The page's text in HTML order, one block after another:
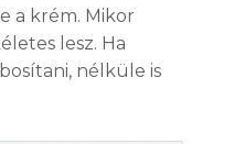
a krém. Mikor
lesz. Ha
nélküle is